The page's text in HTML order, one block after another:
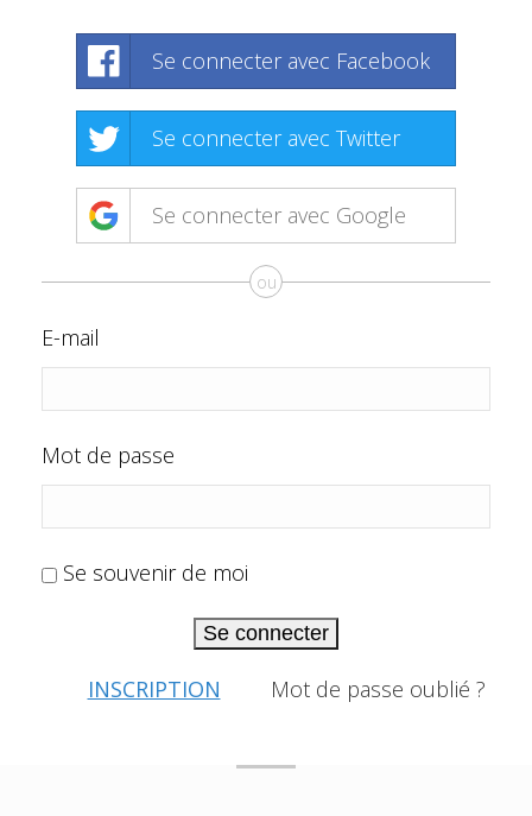
Se connecter avec Facebook
Se connecter avec Twitter
Se connecter avec Google
ou
E-mail
Mot de passe
Se souvenir de moi
Se connecter
INSCRIPTION Mot de passe oublié ?